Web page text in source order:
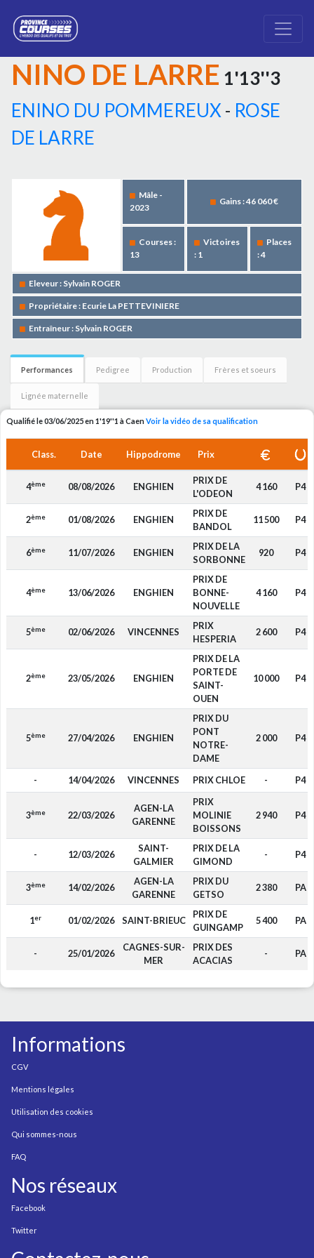
NINO DE LARRE 1'13''3
ENINO DU POMMEREUX - ROSE
DE LARRE
Mâle -
2023
Gains : 46 060 €
Courses :
13
Victoires
: 1
Places
: 4
Eleveur : Sylvain ROGER
Propriétaire : Ecurie La PETTEVINIERE
Entraîneur : Sylvain ROGER
Performances Pedigree Production Frères et soeurs
Lignée maternelle
Qualifié le 03/06/2025 en 1'19''1 à CaenVoir la vidéo de sa qualification
Class. Date Hippodrome Prix
4ème 08/08/2026 ENGHIEN
PRIX DE
L'ODEON
4 160 P4
2ème 01/08/2026 ENGHIEN
PRIX DE
BANDOL
11 500 P4
6ème 11/07/2026 ENGHIEN
PRIX DE LA
SORBONNE
920 P4
4ème 13/06/2026 ENGHIEN
PRIX DE
BONNE-
NOUVELLE
4 160 P4
5ème 02/06/2026 VINCENNES
PRIX
HESPERIA
2 600 P4
2ème 23/05/2026 ENGHIEN
PRIX DE LA
PORTE DE
SAINT-
OUEN
10 000 P4
5ème 27/04/2026 ENGHIEN
PRIX DU
PONT
NOTRE-
DAME
2 000 P4
- 14/04/2026 VINCENNES PRIX CHLOE - P4
3ème 22/03/2026
AGEN-LA
GARENNE
PRIX
MOLINIE
BOISSONS
2 940 P4
- 12/03/2026
SAINT-
GALMIER
PRIX DE LA
GIMOND
- P4
3ème 14/02/2026
AGEN-LA
GARENNE
PRIX DU
GETSO
2 380 PA
1er 01/02/2026 SAINT-BRIEUC
PRIX DE
GUINGAMP
5 400 PA
- 25/01/2026
CAGNES-SUR-
MER
PRIX DES
ACACIAS
- PA
Informations
CGV
Mentions légales
Utilisation des cookies
Qui sommes-nous
FAQ
Nos réseaux
Facebook
Twitter